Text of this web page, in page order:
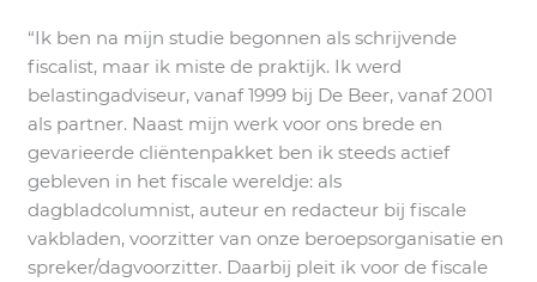
“Ik ben na mijn studie begonnen als schrijvende
fiscalist, maar ik miste de praktijk. Ik werd
belastingadviseur, vanaf 1999 bij De Beer, vanaf 2001
als partner. Naast mijn werk voor ons brede en
gevarieerde cliëntenpakket ben ik steeds actief
gebleven in het fiscale wereldje: als
dagbladcolumnist, auteur en redacteur bij fiscale
vakbladen, voorzitter van onze beroepsorganisatie en
spreker/dagvoorzitter. Daarbij pleit ik voor de fiscale